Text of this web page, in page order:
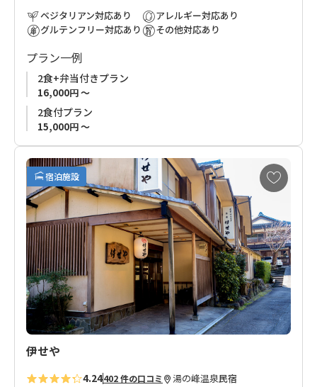
でゆっくりとしたひと時を過ごしていただけます。
お食事は自家製野菜や天然鮎など地元で採れた新鮮な食材が味
わえます。
館内には、ひのき風呂と岩風呂があり、また施設から道路を挟
んだ川添いには貸切露天風呂もございます。
評判のお風呂は湯の峰温泉の高温の温泉はひかれてくる過程で
自然に温度が下がるため、ほとんど加水なしの源泉をお楽しみ
清流を眺めながら、日頃の疲れを癒やしてください。
ベジタリアン対応あり
グルテンフリー対応あり
アレルギー対応あり
その他対応あり
プラン一例
2食+弁当付きプラン
16,000円 ～
2食付プラン
15,000円 ～
宿泊施設
お
気
入
り
に
追
加
伊せや
4.24402 件の口コミ 湯の峰温泉民宿